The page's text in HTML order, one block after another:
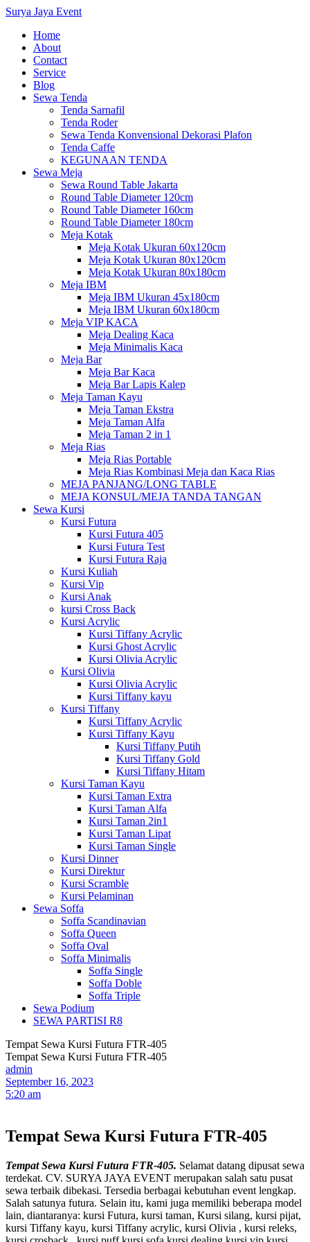
Surya Jaya Event
Home
About
Contact
Service
Blog
Sewa Tenda
Tenda Sarnafil
Tenda Roder
Sewa Tenda Konvensional Dekorasi Plafon
Tenda Caffe
KEGUNAAN TENDA
Sewa Meja
Sewa Round Table Jakarta
Round Table Diameter 120cm
Round Table Diameter 160cm
Round Table Diameter 180cm
Meja Kotak
Meja Kotak Ukuran 60x120cm
Meja Kotak Ukuran 80x120cm
Meja Kotak Ukuran 80x180cm
Meja IBM
Meja IBM Ukuran 45x180cm
Meja IBM Ukuran 60x180cm
Meja VIP KACA
Meja Dealing Kaca
Meja Minimalis Kaca
Meja Bar
Meja Bar Kaca
Meja Bar Lapis Kalep
Meja Taman Kayu
Meja Taman Ekstra
Meja Taman Alfa
Meja Taman 2 in 1
Meja Rias
Meja Rias Portable
Meja Rias Kombinasi Meja dan Kaca Rias
MEJA PANJANG/LONG TABLE
MEJA KONSUL/MEJA TANDA TANGAN
Sewa Kursi
Kursi Futura
Kursi Futura 405
Kursi Futura Test
Kursi Futura Raja
Kursi Kuliah
Kursi Vip
Kursi Anak
kursi Cross Back
Kursi Acrylic
Kursi Tiffany Acrylic
Kursi Ghost Acrylic
Kursi Olivia Acrylic
Kursi Olivia
Kursi Olivia Acrylic
Kursi Tiffany kayu
Kursi Tiffany
Kursi Tiffany Acrylic
Kursi Tiffany Kayu
Kursi Tiffany Putih
Kursi Tiffany Gold
Kursi Tiffany Hitam
Kursi Taman Kayu
Kursi Taman Extra
Kursi Taman Alfa
Kursi Taman 2in1
Kursi Taman Lipat
Kursi Taman Single
Kursi Dinner
Kursi Direktur
Kursi Scramble
Kursi Pelaminan
Sewa Soffa
Soffa Scandinavian
Soffa Queen
Soffa Oval
Soffa Minimalis
Soffa Single
Soffa Doble
Soffa Triple
Sewa Podium
SEWA PARTISI R8
Tempat Sewa Kursi Futura FTR-405
Tempat Sewa Kursi Futura FTR-405
admin
September 16, 2023
5:20 am
Tempat Sewa Kursi Futura FTR-405
Tempat Sewa Kursi Futura FTR-405. Selamat datang dipusat sewa
terdekat. CV. SURYA JAYA EVENT merupakan salah satu pusat
sewa terbaik dibekasi. Tersedia berbagai kebutuhan event lengkap.
Salah satunya futura. Selain itu, kami juga memiliki beberapa model
lain, diantaranya: kursi Futura, kursi taman, Kursi silang, kursi pijat,
kursi Tiffany kayu, kursi Tiffany acrylic, kursi Olivia , kursi releks,